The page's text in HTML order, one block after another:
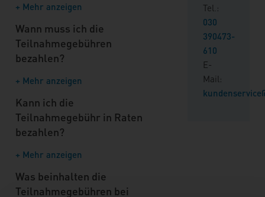
+ Mehr anzeigen
Wann muss ich die
Teilnahmegebühren
bezahlen?
+ Mehr anzeigen
Kann ich die
Teilnahmegebühr in Raten
bezahlen?
+ Mehr anzeigen
Was beinhalten die
Teilnahmegebühren bei
Tel.:
030
390473-
610
E-
Mail:
kundenservice